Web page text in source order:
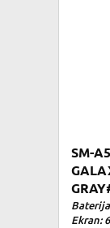
SM-
Ekran: